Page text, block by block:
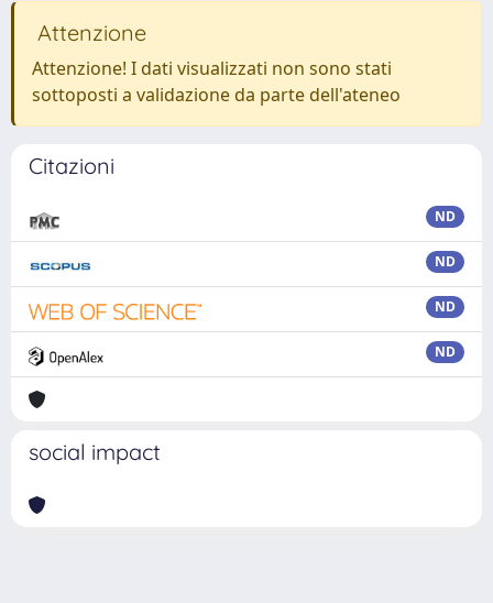
Attenzione
Attenzione! I dati visualizzati non sono stati
sottoposti a validazione da parte dell'ateneo
Citazioni
ND
ND
ND
ND
social impact